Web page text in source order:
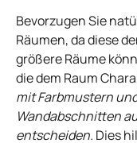
Bevorzugen Sie
Räumen, da diese
größere Räume
die dem Raum
mit Farbmustern
Wandabschnitten
entscheiden. Dies